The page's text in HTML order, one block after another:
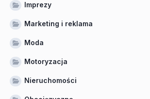
Imprezy
Marketing i reklama
Moda
Motoryzacja
Nieruchomości